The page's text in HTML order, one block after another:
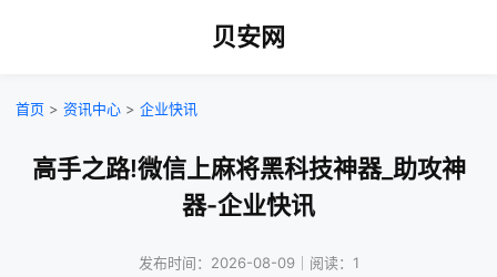
贝安网
首页 > 资讯中心 > 企业快讯
高手之路!微信上麻将黑科技神器_助攻神
器-企业快讯
发布时间：2026-08-09｜阅读：1